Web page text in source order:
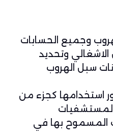
وجميع الحسابات
الاشغالي وتحديد
سبل الهروب
استخدامها كجزء من
المسموح بها في